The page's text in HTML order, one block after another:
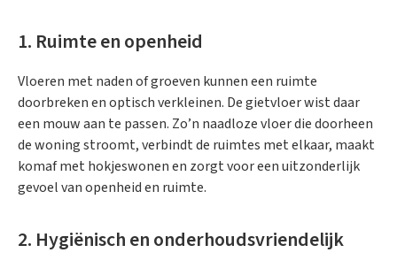
1. Ruimte en openheid
Vloeren met naden of groeven kunnen een ruimte
doorbreken en optisch verkleinen. De gietvloer wist daar
een mouw aan te passen. Zo’n naadloze vloer die doorheen
de woning stroomt, verbindt de ruimtes met elkaar, maakt
komaf met hokjeswonen en zorgt voor een uitzonderlijk
gevoel van openheid en ruimte.
2. Hygiënisch en onderhoudsvriendelijk